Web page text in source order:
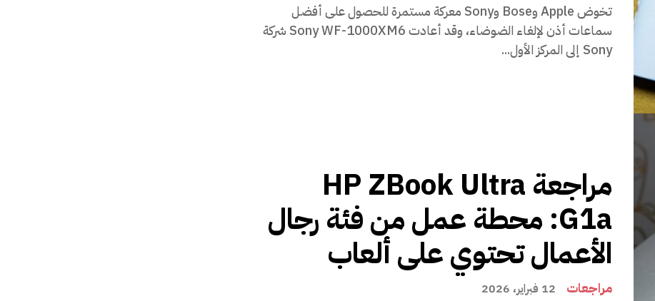
تخوض Apple وBose وSony معركة مستمرة للحصول على أفضل
سماعات أذن لإلغاء الضوضاء، وقد أعادت Sony WF-1000XM6 شركة
Sony إلى المركز الأول...
مراجعة HP ZBook Ultra
G1a: محطة عمل من فئة رجال
الأعمال تحتوي على ألعاب
مراجعات 12 فبراير، 2026